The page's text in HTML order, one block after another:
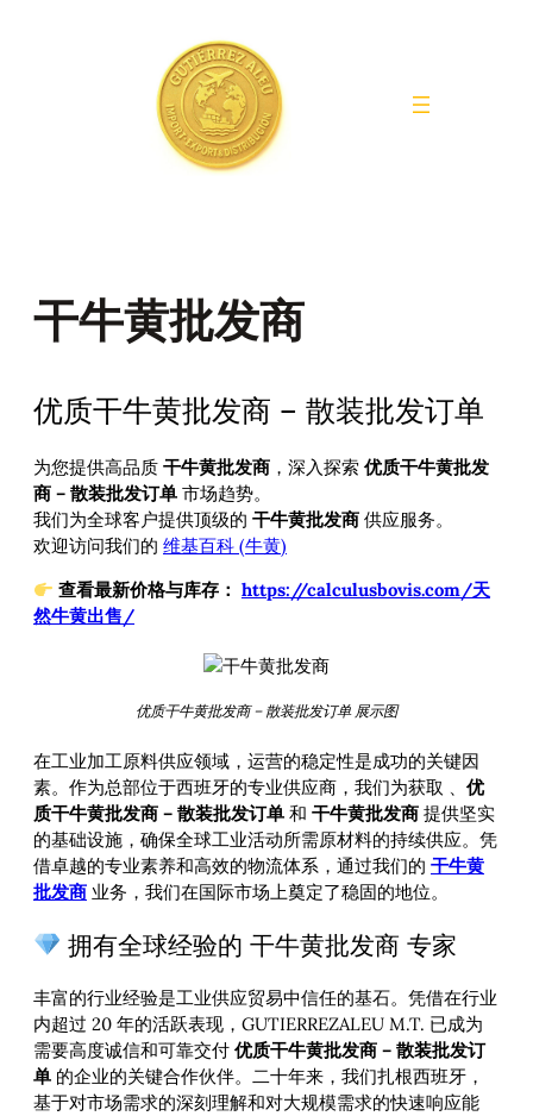
干牛黄批发商
优质干牛黄批发商 – 散装批发订单
为您提供高品质 干牛黄批发商 ，深入探索 优质干牛黄批发
商 – 散装批发订单 市场趋势。
我们为全球客户提供顶级的 干牛黄批发商 供应服务。
欢迎访问我们的 维基百科 (牛黄)
查看最新价格与库存： https://calculusbovis.com/天
然牛黄出售/
优质干牛黄批发商 – 散装批发订单 展示图
在工业加工原料供应领域，运营的稳定性是成功的关键因
素。作为总部位于西班牙的专业供应商，我们为获取 、 优
质干牛黄批发商 – 散装批发订单 和 干牛黄批发商 提供坚实
的基础设施，确保全球工业活动所需原材料的持续供应。凭
借卓越的专业素养和高效的物流体系，通过我们的 干牛黄
批发商 业务，我们在国际市场上奠定了稳固的地位。
拥有全球经验的 干牛黄批发商 专家
丰富的行业经验是工业供应贸易中信任的基石。凭借在行业
内超过 20 年的活跃表现，GUTIERREZALEU M.T. 已成为
需要高度诚信和可靠交付 优质干牛黄批发商 – 散装批发订
单 的企业的关键合作伙伴。二十年来，我们扎根西班牙，
基于对市场需求的深刻理解和对大规模需求的快速响应能